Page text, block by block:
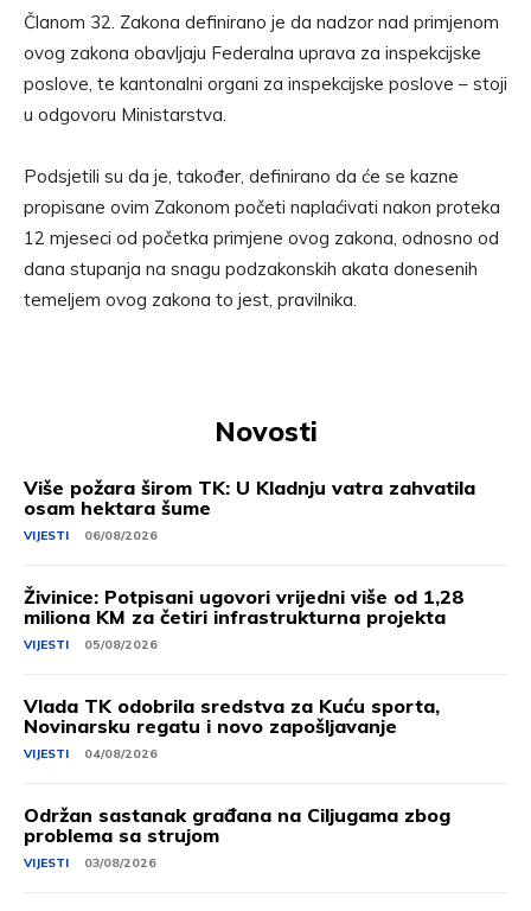
Članom 32. Zakona definirano je da nadzor nad primjenom
ovog zakona obavljaju Federalna uprava za inspekcijske
poslove, te kantonalni organi za inspekcijske poslove – stoji
u odgovoru Ministarstva.
Podsjetili su da je, također, definirano da će se kazne
propisane ovim Zakonom početi naplaćivati nakon proteka
12 mjeseci od početka primjene ovog zakona, odnosno od
dana stupanja na snagu podzakonskih akata donesenih
temeljem ovog zakona to jest, pravilnika.
Novosti
Više požara širom TK: U Kladnju vatra zahvatila
osam hektara šume
VIJESTI 06/08/2026
Živinice: Potpisani ugovori vrijedni više od 1,28
miliona KM za četiri infrastrukturna projekta
VIJESTI 05/08/2026
Vlada TK odobrila sredstva za Kuću sporta,
Novinarsku regatu i novo zapošljavanje
VIJESTI 04/08/2026
Održan sastanak građana na Ciljugama zbog
problema sa strujom
VIJESTI 03/08/2026